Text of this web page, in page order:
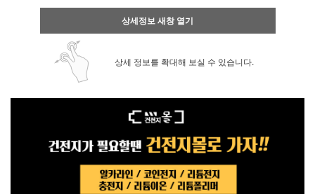
상세정보 새창 열기
상세 정보를 확대해 보실 수 있습니다.